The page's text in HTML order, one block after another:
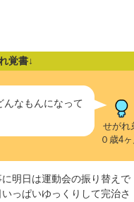
覚書↓
なもんになって
せがれ
０歳4
明日は運動会の振り替えで
っぱいゆっくりして完治さ